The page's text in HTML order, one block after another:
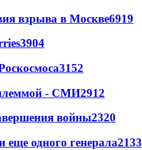
взрыва в Москве6919
3904
3152
- СМИ2912
войны2320
еще одного генерала2133